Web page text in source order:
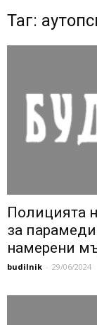
Таг:
Полицията
за
намерени
budilnik - 29/06/2024